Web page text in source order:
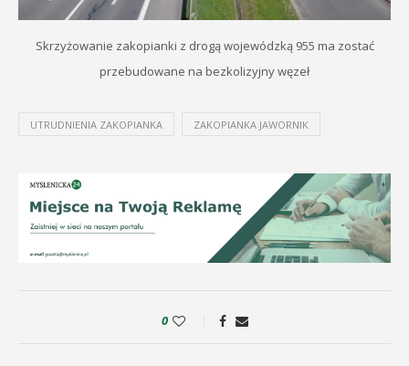
Skrzyżowanie zakopianki z drogą wojewódzką 955 ma zostać
przebudowane na bezkolizyjny węzeł
UTRUDNIENIA ZAKOPIANKA ZAKOPIANKA JAWORNIK
0